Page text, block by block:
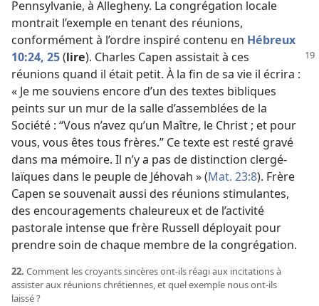
Pennsylvanie, à Allegheny. La congrégation locale
montrait l’exemple en tenant des réunions,
conformément à l’ordre inspiré contenu en Hébreux
10:24, 25(lire). Charles Capen assistaità ces
réunions quand il était petit. À la fin de sa vie il écrira :
« Je me souviens encore d’un des textes bibliques
peints sur un mur de la salle d’assemblées de la
Société : “Vous n’avez qu’un Maître, le Christ ; et pour
vous, vous êtes tous frères.” Ce texte est resté gravé
dans ma mémoire. Il n’y a pas de distinction clergé-
laïques dans le peuple de Jéhovah » (Mat. 23:8). Frère
Capen se souvenait aussi des réunions stimulantes,
des encouragements chaleureux et de l’activité
pastorale intense que frère Russell déployait pour
prendre soin de chaque membre de la congrégation.
22. Comment les croyants sincères ont-​ils réagi aux incitations à
assister aux réunions chrétiennes, et quel exemple nous ont-​ils
laissé ?